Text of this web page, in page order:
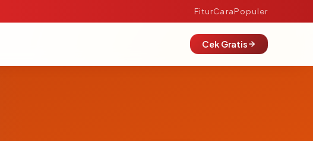
FiturCaraPopuler
Cek Gratis